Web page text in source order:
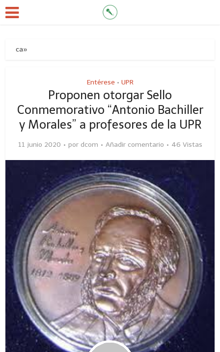
Entérese • UPR
Proponen otorgar Sello
Conmemorativo “Antonio Bachiller
y Morales” a profesores de la UPR
11 junio 2020 por dcom Añadir comentario 46 Vistas